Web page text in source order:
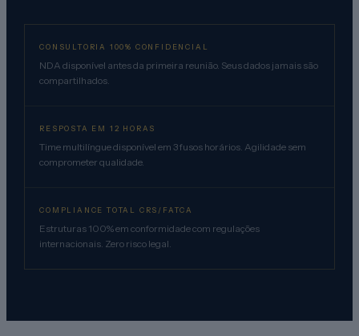
CONSULTORIA 100% CONFIDENCIAL
NDA disponível antes da primeira reunião. Seus dados jamais são
compartilhados.
RESPOSTA EM 12 HORAS
Time multilíngue disponível em 3 fusos horários. Agilidade sem
comprometer qualidade.
COMPLIANCE TOTAL CRS/FATCA
Estruturas 100% em conformidade com regulações
internacionais. Zero risco legal.